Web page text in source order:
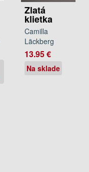
Zlatá
klietka
Camilla
Läckberg
13.95 €
Na sklade